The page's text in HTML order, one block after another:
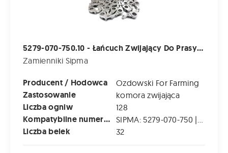
5279-070-750.10 - Łańcuch Zwijający Do Prasy Sipma Z-269; Z-279; Z-279/1
Zamienniki Sipma
Producent / Hodowca Ozdowski For Farming
Zastosowanie komora zwijająca
Liczba ogniw 128
Kompatybilne numery katalogowe SIPMA: 5279-070-750 | 5279-070-750.10 | 527907750 | 5279077500
Liczba belek 32